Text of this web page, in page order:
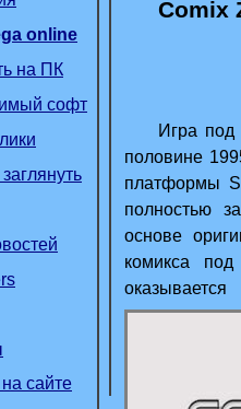
Comix
Игра под
половине
платформы
полностью
основе
комикса
на ПК
софт
сайте
online